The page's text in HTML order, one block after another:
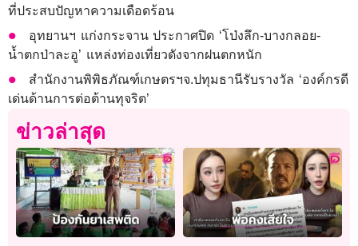
ที่ประสบปัญหาความเดือดร้อน
อุทยานฯ แก่งกระจาน ประกาศปิด ‘โป่งลึก-บางกลอย-
น้ำตกป่าละอู’ แหล่งท่องเที่ยวดังจากฝนตกหนัก
สำนักงานพิพิธภัณฑ์เกษตรฯจ.ปทุมธานีรับรางวัล ‘องค์กรดี
เด่นด้านการต่อต้านทุจริต’
ข่าวล่าสุด